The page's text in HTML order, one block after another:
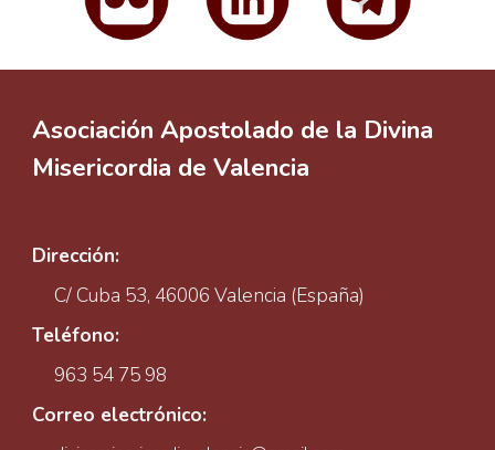
Asociación Apostolado de la Divina
Misericordia de Valencia
Dirección:
C/ Cuba 53, 46006 Valencia (España)
Teléfono:
963 54 75 98
Correo electrónico: